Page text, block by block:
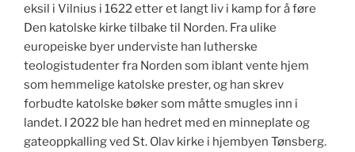
eksil i Vilnius i 1622 etter et langt liv i kamp for å føre
Den katolske kirke tilbake til Norden. Fra ulike
europeiske byer underviste han lutherske
teologistudenter fra Norden som iblant vente hjem
som hemmelige katolske prester, og han skrev
forbudte katolske bøker som måtte smugles inn i
landet. I 2022 ble han hedret med en minneplate og
gateoppkalling ved St. Olav kirke i hjembyen Tønsberg.